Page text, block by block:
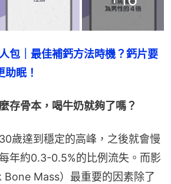
包｜最佳補鈣方法時機？鈣片要
眠！
存骨本，喝牛奶就夠了嗎？
歲達到穩定的高峰，之後就會慢
年約0.3-0.5%的比例流失。而影
Bone Mass）最重要的因素除了